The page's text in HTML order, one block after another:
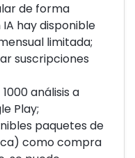
de forma
hay disponible
limitada;
suscripciones
análisis a
Play;
paquetes de
como compra